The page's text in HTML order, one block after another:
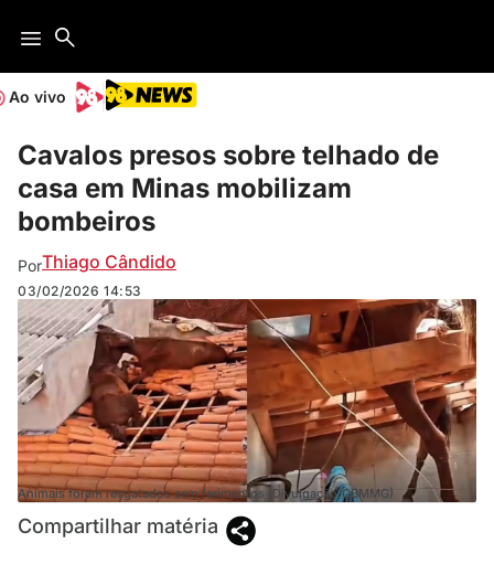
Ao vivo
Cavalos presos sobre telhado de
casa em Minas mobilizam
bombeiros
PorThiago Cândido
03/02/2026 14:53
Animais foram resgatados sem ferimentos (Divulgação/CBMMG)
Compartilhar matéria